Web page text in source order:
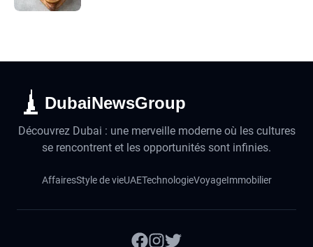
DubaiNewsGroup
Découvrez Dubai : une merveille moderne où les cultures
se rencontrent et les opportunités sont infinies.
AffairesStyle de vieUAETechnologieVoyageImmobilier